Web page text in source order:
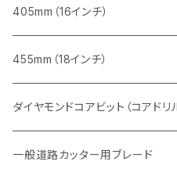
ヒューム管・U字溝切断用
FRP切断用
塩ビ管・キッチンパネル切断用
大理石
ヒューム管・U字溝切断用
鋳鉄管切断用
ヒューム管・U字溝切断用
インターロッキング切断用
鋳鉄管切断用
ヒューム管・U字溝切断用
レンガ切断用
インターロッキング切断用
鋳鉄管切断用
ヒューム管・U字溝切断用
レンガ切断用
インターロッキング切断用
一般道路カッター用
ヒューム管・U字溝切断用
アスファルト切断用
セグメント
セグメント（特殊凹凸加工チップ
鉄筋コンクリート切断用
セグメントタイプ
コンクリート切断用
セグメント
セグメント（特殊凸凹加工チップ
ブロック切断用
セグメント
レンガ切断用
みかげ石（御影石）切断用
セグメント
セグメント（特殊凸凹加工チップ
鉄筋コンクリート切断用
セグメントタイプ
コンクリート切断用
セグメント
ブロック切断用
405mm（16インチ）
みかげ石（御影石）切断用
セグメントタイプ
コンクリート切断用
セグメントタイプ
鉄筋コンクリート切断用
455mm（18インチ）
道路コンクリート切断用
道路アスファルト切断用
ダイヤモンドコアビット（コアドリ
Aロット
一般道路カッター用ブレード